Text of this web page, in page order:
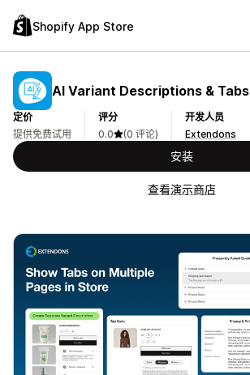
Shopify App Store
AI Variant Descriptions & Tabs
定价
提供免费试用
评分
0.0
(0 评论)
开发人员
Extendons
安装
查看演示商店